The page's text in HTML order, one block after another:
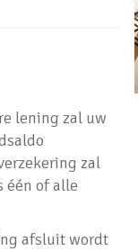
lening zal uw
zal
één of alle
afsluit wordt